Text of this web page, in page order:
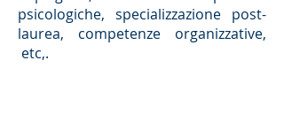
psicologiche, specializzazione post-
laurea, competenze organizzative,
etc,.